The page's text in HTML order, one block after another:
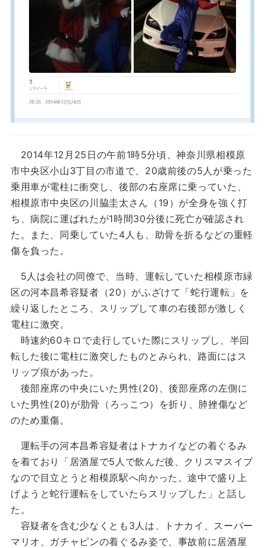
2014年12月25日の午前1時5分頃、神奈川県相模原
市中央区小山3丁目の市道で、20歳前後の5人が乗った
乗用車が電柱に衝突し、後部の右座席に乗っていた、
相模原市中央区の川脇圭太さん（19）が全身を強く打
ち、病院に運ばれたが1時間30分後に死亡が確認され
た。また、同乗していた4人も、助骨を折るなどの重軽
傷を負った。
5人は会社の同僚で、当時、運転していた相模原市緑
区の河本昌希容疑者（20）がふざけて「蛇行運転」を
繰り返したところ、スリップして車の右後部が激しく
電柱に激突。
時速約60キロで走行していた際にスリップし、半回
転した後に電柱に激突したものとみられ、路面にはス
リップ痕があった。
後部座席の中央にいた男性(20)、後部座席の左側に
いた男性(20)が肋骨（ろっこつ）を折り、肺挫傷など
のため重傷。
運転手の河本昌希容疑者はトナカイなどの着ぐるみ
を着ており「居酒屋で5人で飲んだ後、クリスマスイブ
なので目立とうと相模原駅へ向かった。途中で盛り上
げようと蛇行運転をしていたらスリップした」と話し
た。
容疑者を含む少なくとも3人は、トナカイ、スーパー
マリオ、ガチャピンの着ぐるみ姿で、事故前に居酒屋